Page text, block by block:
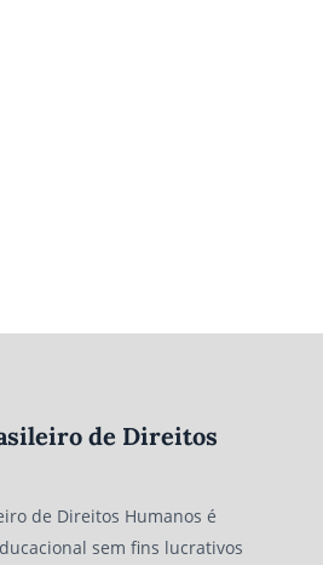
de Direitos
de Direitos Humanos é
sem fins lucrativos